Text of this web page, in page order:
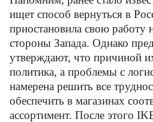
ищет способ вернуться в
приостановила свою работу
стороны Запада. Однако
утверждают, что причиной
политика, а проблемы с
намерена решить все
обеспечить в магазинах
ассортимент. После этого